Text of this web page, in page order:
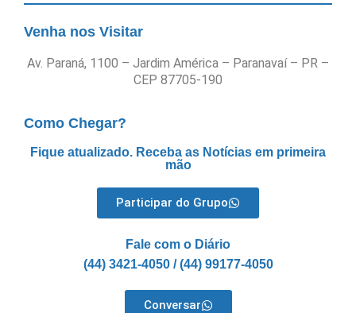
Venha nos Visitar
Av. Paraná, 1100 – Jardim América – Paranavaí – PR –
CEP 87705-190
Como Chegar?
Fique atualizado. Receba as Notícias em primeira
mão
Participar do Grupo
Fale com o Diário
(44) 3421-4050 / (44) 99177-4050
Conversar